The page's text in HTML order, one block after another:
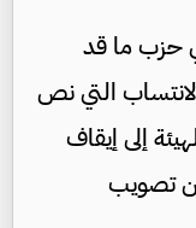
حزب ما قد
التي نص
إلى إيقاف
تصويب